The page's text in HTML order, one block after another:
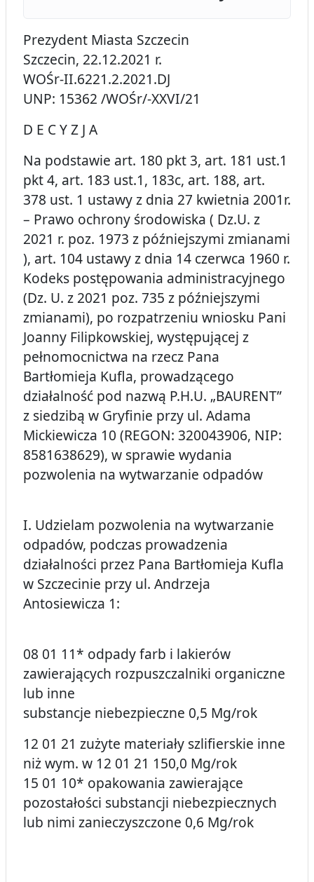
Prezydent Miasta Szczecin
Szczecin, 22.12.2021 r.
WOŚr-II.6221.2.2021.DJ
UNP: 15362 /WOŚr/-XXVI/21
D E C Y Z J A
Na podstawie art. 180 pkt 3, art. 181 ust.1
pkt 4, art. 183 ust.1, 183c, art. 188, art.
378 ust. 1 ustawy z dnia 27 kwietnia 2001r.
– Prawo ochrony środowiska ( Dz.U. z
2021 r. poz. 1973 z późniejszymi zmianami
), art. 104 ustawy z dnia 14 czerwca 1960 r.
Kodeks postępowania administracyjnego
(Dz. U. z 2021 poz. 735 z późniejszymi
zmianami), po rozpatrzeniu wniosku Pani
Joanny Filipkowskiej, występującej z
pełnomocnictwa na rzecz Pana
Bartłomieja Kufla, prowadzącego
działalność pod nazwą P.H.U. „BAURENT”
z siedzibą w Gryfinie przy ul. Adama
Mickiewicza 10 (REGON: 320043906, NIP:
8581638629), w sprawie wydania
pozwolenia na wytwarzanie odpadów
I. Udzielam pozwolenia na wytwarzanie
odpadów, podczas prowadzenia
działalności przez Pana Bartłomieja Kufla
w Szczecinie przy ul. Andrzeja
Antosiewicza 1:
08 01 11* odpady farb i lakierów
zawierających rozpuszczalniki organiczne
lub inne
substancje niebezpieczne 0,5 Mg/rok
12 01 21 zużyte materiały szlifierskie inne
niż wym. w 12 01 21 150,0 Mg/rok
15 01 10* opakowania zawierające
pozostałości substancji niebezpiecznych
lub nimi zanieczyszczone 0,6 Mg/rok